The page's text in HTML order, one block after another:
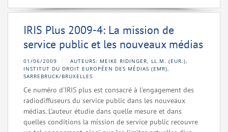
IRIS Plus 2009-4: La mission de
service public et les nouveaux médias
01/06/2009
AUTEURS: MEIKE RIDINGER, LL.M. (EUR.),
INSTITUT DU DROIT EUROPÉEN DES MÉDIAS (EMR),
SARREBRUCK/BRUXELLES
Ce numéro d'IRIS plus est consacré à l'engagement des
radiodiffuseurs du service public dans les nouveaux
médias. L'auteur étudie dans quelle mesure et dans
quelles conditions la mission de service public recouvre